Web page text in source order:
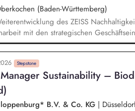
(Baden-Württemberg)
des ZEISS
mit den strategischen
unterstützen,
Anforderungen und unserer
Taxonomie, LKSG, CSDDD, SBTi).
anfertigen
Das Sustainability Team bei
Stepstone
Sustainability –
B.V. & Co. KG |